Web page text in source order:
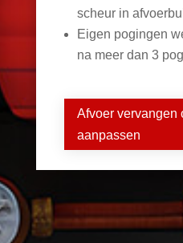
scheur in
Eigen pogingen
na meer dan 3
Afvoer vervangen
aanpassen